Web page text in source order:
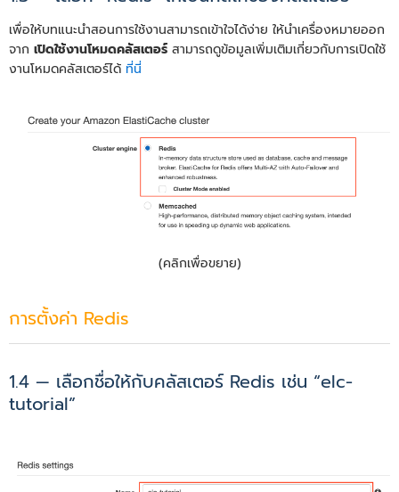
เพื่อให้บทแนะนำสอนการใช้งานสามารถเข้าใจได้ง่าย ให้นำเครื่องหมายออก
จาก เปิดใช้งานโหมดคลัสเตอร์ สามารถดูข้อมูลเพิ่มเติมเกี่ยวกับการเปิดใช้
งานโหมดคลัสเตอร์ได้ ที่นี่
(คลิกเพื่อขยาย)
การตั้งค่า Redis
1.4 — เลือกชื่อให้กับคลัสเตอร์ Redis เช่น “elc-
tutorial”